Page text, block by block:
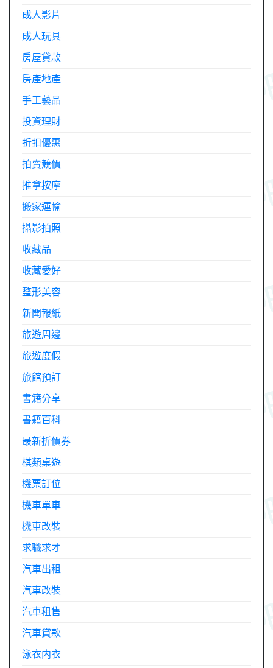
成人影片
成人玩具
房屋貸款
房產地產
手工藝品
投資理財
折扣優惠
拍賣競價
推拿按摩
搬家運輸
攝影拍照
收藏品
收藏愛好
整形美容
新聞報紙
旅遊周邊
旅遊度假
旅館預訂
書籍分享
書籍百科
最新折價券
棋類桌遊
機票訂位
機車單車
機車改裝
求職求才
汽車出租
汽車改裝
汽車租售
汽車貸款
泳衣内衣